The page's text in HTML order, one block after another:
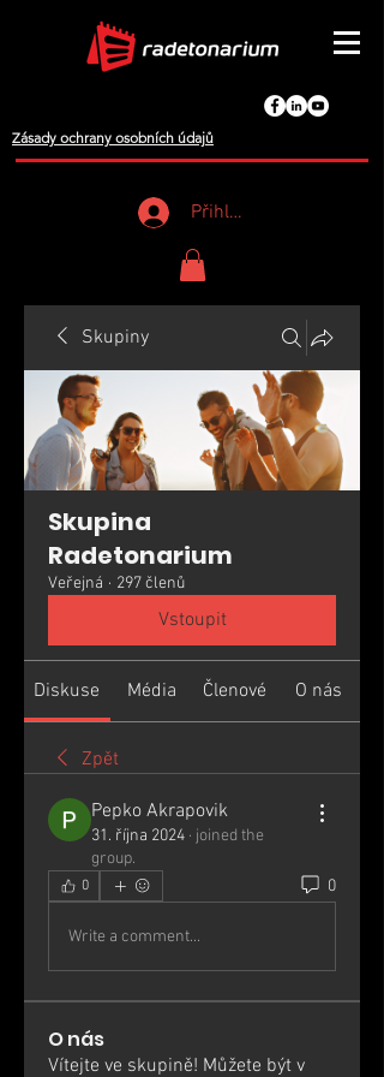
Zásady ochrany osobních údajů
Přihlášení
Skupiny
Skupina
Radetonarium
Veřejná · 297 členů
Vstoupit
Diskuse Média Členové O nás
Zpět
Pepko Akrapovik
31. října 2024 · joined the
group.
0 0
Write a comment...
O nás
Vítejte ve skupině! Můžete být v